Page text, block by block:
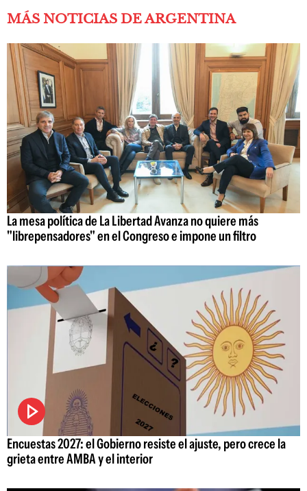
MÁS NOTICIAS DE ARGENTINA
La mesa política de La Libertad Avanza no quiere más
"librepensadores" en el Congreso e impone un filtro
Encuestas 2027: el Gobierno resiste el ajuste, pero crece la
grieta entre AMBA y el interior